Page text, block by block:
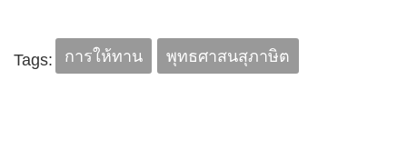
Tags: การให้ทาน พุทธศาสนสุภาษิต